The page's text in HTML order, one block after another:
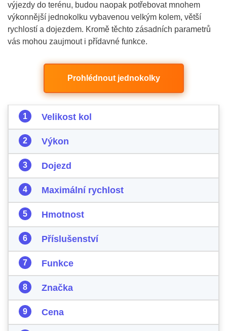
výjezdy do terénu, budou naopak potřebovat mnohem
výkonnější jednokolku vybavenou velkým kolem, větší
rychlostí a dojezdem. Kromě těchto zásadních parametrů
vás mohou zaujmout i přídavné funkce.
Prohlédnout jednokolky
Velikost kol
Výkon
Dojezd
Maximální rychlost
Hmotnost
Příslušenství
Funkce
Značka
Cena